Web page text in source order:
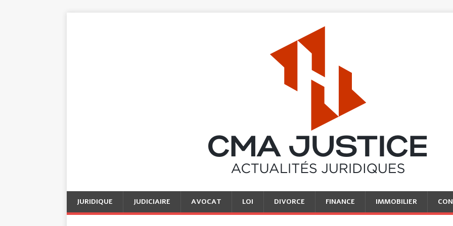
JURIDIQUE JUDICIAIRE AVOCAT LOI DIVORCE FINANCE IMMOBILIER